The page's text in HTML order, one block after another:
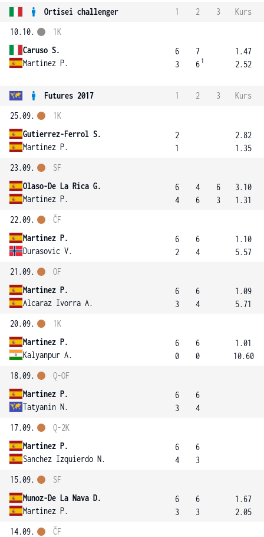
Ortisei challenger 1 2 3
Kurs
10.10.
Caruso S.
Martinez P.
1K
6
3
7
6 1
1.47
2.52
Futures 2017 1 2 3
Kurs
25.09.
Gutierrez-Ferrol S.
Martinez P.
1K
2
1
2.82
1.35
23.09.
Olaso-De La Rica G.
Martinez P.
SF
6
4
4
6
6
3
3.10
1.31
22.09.
Martinez P.
Durasovic V.
ČF
6
2
6
4
1.10
5.57
21.09.
Martinez P.
Alcaraz Ivorra A.
OF
6
3
6
4
1.09
5.71
20.09.
Martinez P.
Kalyanpur A.
1K
6
0
6
0
1.01
10.60
18.09.
Martinez P.
Tatyanin N.
Q-OF
6
3
6
4
17.09.
Martinez P.
Sanchez Izquierdo N.
Q-2K
6
4
6
3
15.09.
Munoz-De La Nava D.
Martinez P.
SF
6
3
6
3
1.67
2.05
14.09.
ČF